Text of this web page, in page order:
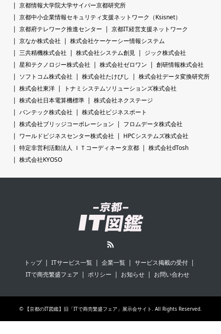
京都情報大学院大学サイバー京都研究所
京都中小企業情報セキュリティ支援ネットワーク（Ksisnet）
京都府テレワーク推進センター
京都IT経営支援ネットワーク
京なか株式会社
株式会社ケーケーシー情報システム
三共精機株式会社
株式会社システム創見
ジック株式会社
星和テクノロジー株式会社
株式会社ゼロワン
創研情報株式会社
ソフトコム株式会社
株式会社たけびし
株式会社データ変換研究所
株式会社東洋
トナミシステムソリューションズ株式会社
株式会社日本電算機標準
株式会社ネクステージ
バンテック株式会社
株式会社ビジネスポート
株式会社ブリッジコーポレーション
フロムデータ株式会社
ワールドビジネスセンター株式会社
HPCシステムズ株式会社
特定非営利活動法人 ＩＴコーディネータ京都
株式会社dTosh
株式会社KYOSO
トップ ITサービス一覧 企業一覧
サービス掲載の受付
ITで商売繁盛フェア
ポリシー お知らせ お問い合わせ
© 【京都のIT図鑑】旧「ITで商売繁盛フェア」展示会サイト . All Rights Reserved.